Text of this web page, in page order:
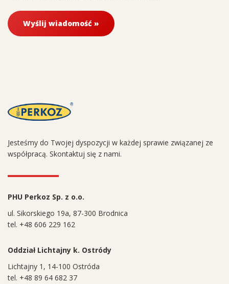
Jesteśmy do Twojej dyspozycji w każdej sprawie związanej ze
współpracą. Skontaktuj się z nami.
PHU Perkoz Sp. z o.o.
ul. Sikorskiego 19a, 87-300 Brodnica
tel. +48 606 229 162
Oddział Lichtajny k. Ostródy
Lichtajny 1, 14-100 Ostróda
tel. +48 89 64 682 37